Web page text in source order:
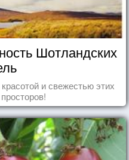
Шотландских
и свежестью этих